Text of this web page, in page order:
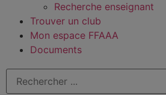
Recherche enseignant
Trouver un club
Mon espace FFAAA
Documents